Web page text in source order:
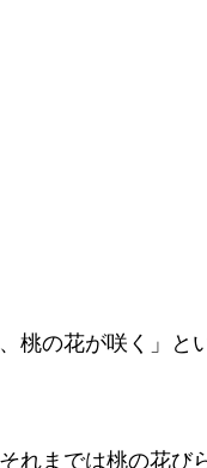
桃の花が咲く」と
れまでは桃の花び